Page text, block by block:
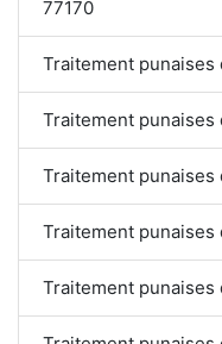
77170
Traitement punaises
Traitement punaises
Traitement punaises
Traitement punaises
Traitement punaises